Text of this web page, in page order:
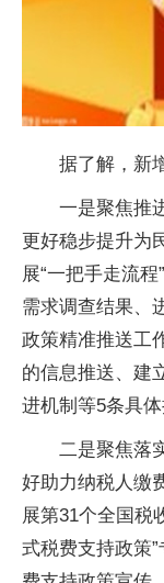
据了解，新
一是聚焦推
更好稳步提升为
展“一把手走流
需求调查结果、
政策精准推送工
的信息推送、建
进机制等5条具体
二是聚焦落
好助力纳税人缴
展第31个全国税
式税费支持政策